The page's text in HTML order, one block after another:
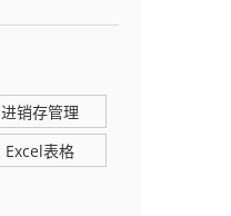
进销存管理
Excel表格